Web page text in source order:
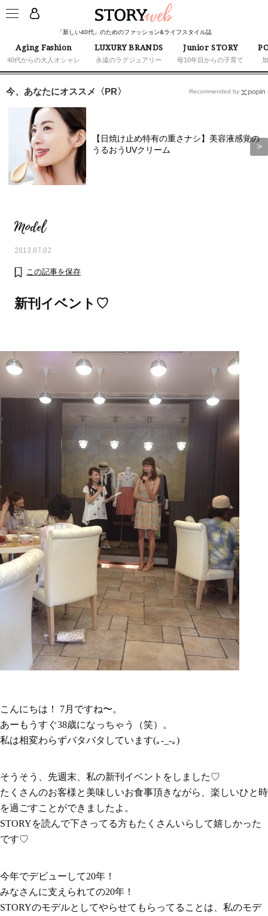
「新しい40代」のためのファッション&ライフスタイル誌
Aging Fashion
40代からの大人オシャレ
LUXURY BRANDS
永遠のラグジュアリー
Junior STORY
母10年目からの子育て
ママとパパに贈る「ジェンダーレ
タログ
今、あなたにオススメ〈PR〉
【日焼け止め特有の重さナシ】美容液感覚の
うるおうUVクリーム
Recommended by
Model
2013.07.02
この記事を保存
新刊イベント♡
こんにちは！ 7月ですね〜。
あーもうすぐ38歳になっちゃう（笑）。
私は相変わらずバタバタしています(｡-_-｡)
そうそう、先週末、私の新刊イベントをしました♡
たくさんのお客様と美味しいお食事頂きながら、楽しいひと時
を過ごすことができましたよ。
STORYを読んで下さってる方もたくさんいらして嬉しかった
です♡
今年でデビューして20年！
みなさんに支えられての20年！
STORYのモデルとしてやらせてもらってることは、私のモデ